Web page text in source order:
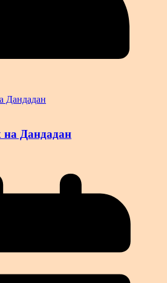
на Дандадан